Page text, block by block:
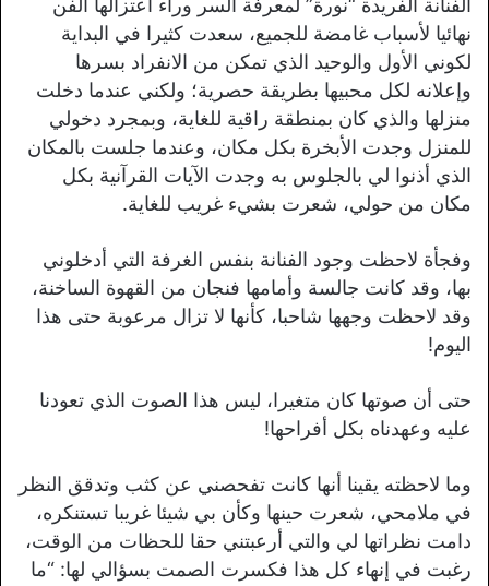
نهائيا لأسباب غامضة للجميع، سعدت كثيرا في البداية
لكوني الأول والوحيد الذي تمكن من الانفراد بسرها
وإعلانه لكل محبيها بطريقة حصرية؛ ولكني عندما دخلت
منزلها والذي كان بمنطقة راقية للغاية، وبمجرد دخولي
للمنزل وجدت الأبخرة بكل مكان، وعندما جلست بالمكان
الذي أذنوا لي بالجلوس به وجدت الآيات القرآنية بكل
مكان من حولي، شعرت بشيء غريب للغاية.
وفجأة لاحظت وجود الفنانة بنفس الغرفة التي أدخلوني
بها، وقد كانت جالسة وأمامها فنجان من القهوة الساخنة،
وقد لاحظت وجهها شاحبا، كأنها لا تزال مرعوبة حتى هذا
اليوم!
حتى أن صوتها كان متغيرا، ليس هذا الصوت الذي تعودنا
عليه وعهدناه بكل أفراحها!
وما لاحظته يقينا أنها كانت تفحصني عن كثب وتدقق النظر
في ملامحي، شعرت حينها وكأن بي شيئا غريبا تستنكره،
دامت نظراتها لي والتي أرعبتني حقا للحظات من الوقت،
رغبت في إنهاء كل هذا فكسرت الصمت بسؤالي لها: “ما